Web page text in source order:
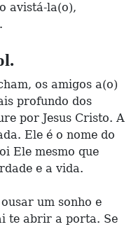
avistá-la(o),
os amigos a(o)
profundo dos
por Jesus Cristo. A
Ele é o nome do
Ele mesmo que
e a vida.
um sonho e
te abrir a porta. Se